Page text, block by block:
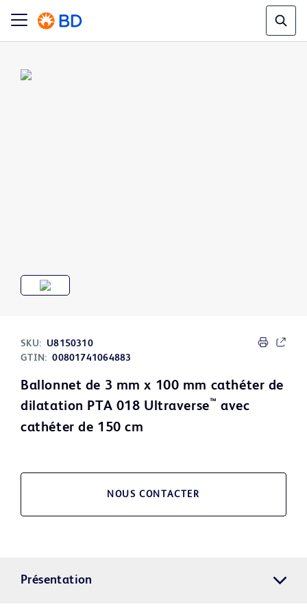
SKU:
U8150310
GTIN: 00801741064883
Ballonnet de 3 mm x 100 mm cathéter de
dilatation PTA 018 Ultraverse™ avec
cathéter de 150 cm
NOUS CONTACTER
Présentation